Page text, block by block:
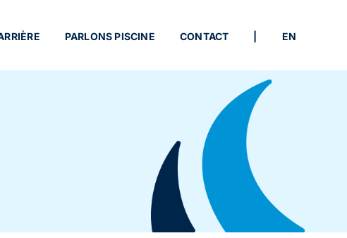
PARLONS PISCINE CONTACT EN